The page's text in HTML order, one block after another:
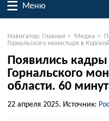
Меню
Навигатор: Главная > Медиа >
Горнальского монастыря в
Появились
Горнальского
области. 60
22 апреля 2025. Источник: